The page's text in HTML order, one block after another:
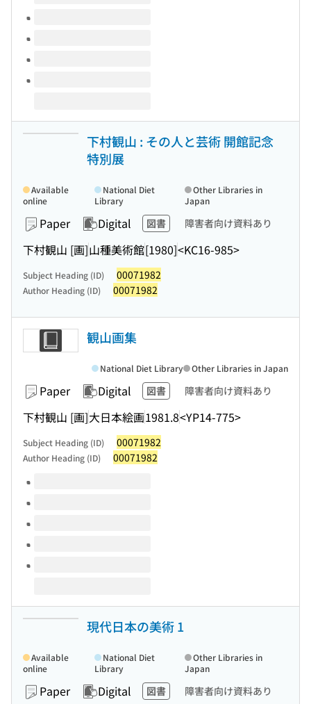
下村観山 : その人と芸術 開館記念
特別展
Paper Digital 図書 障害者向け資料あり
下村観山 [画]山種美術館[1980]<KC16-985>
Available
online
National Diet
Library
Other Libraries in
Japan
Subject Heading (ID) 00071982
Author Heading (ID) 00071982
観山画集
Paper Digital 図書 障害者向け資料あり
下村観山 [画]大日本絵画1981.8<YP14-775>
National Diet Library Other Libraries in Japan
Subject Heading (ID) 00071982
Author Heading (ID) 00071982
Volumes of this title
現代日本の美術 1
Paper Digital 図書 障害者向け資料あり
Available
online
National Diet
Library
Other Libraries in
Japan